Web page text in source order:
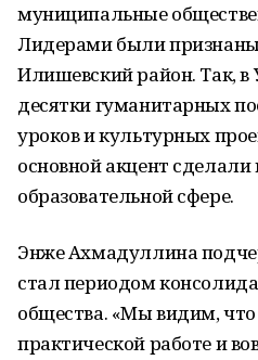
муниципальные
Лидерами были
Илишевский район. Так, в
десятки гуманитарных
уроков и культурных
основной акцент сделали
образовательной сфере.
Энже Ахмадуллина
стал периодом
общества. «Мы видим,
практической работе и